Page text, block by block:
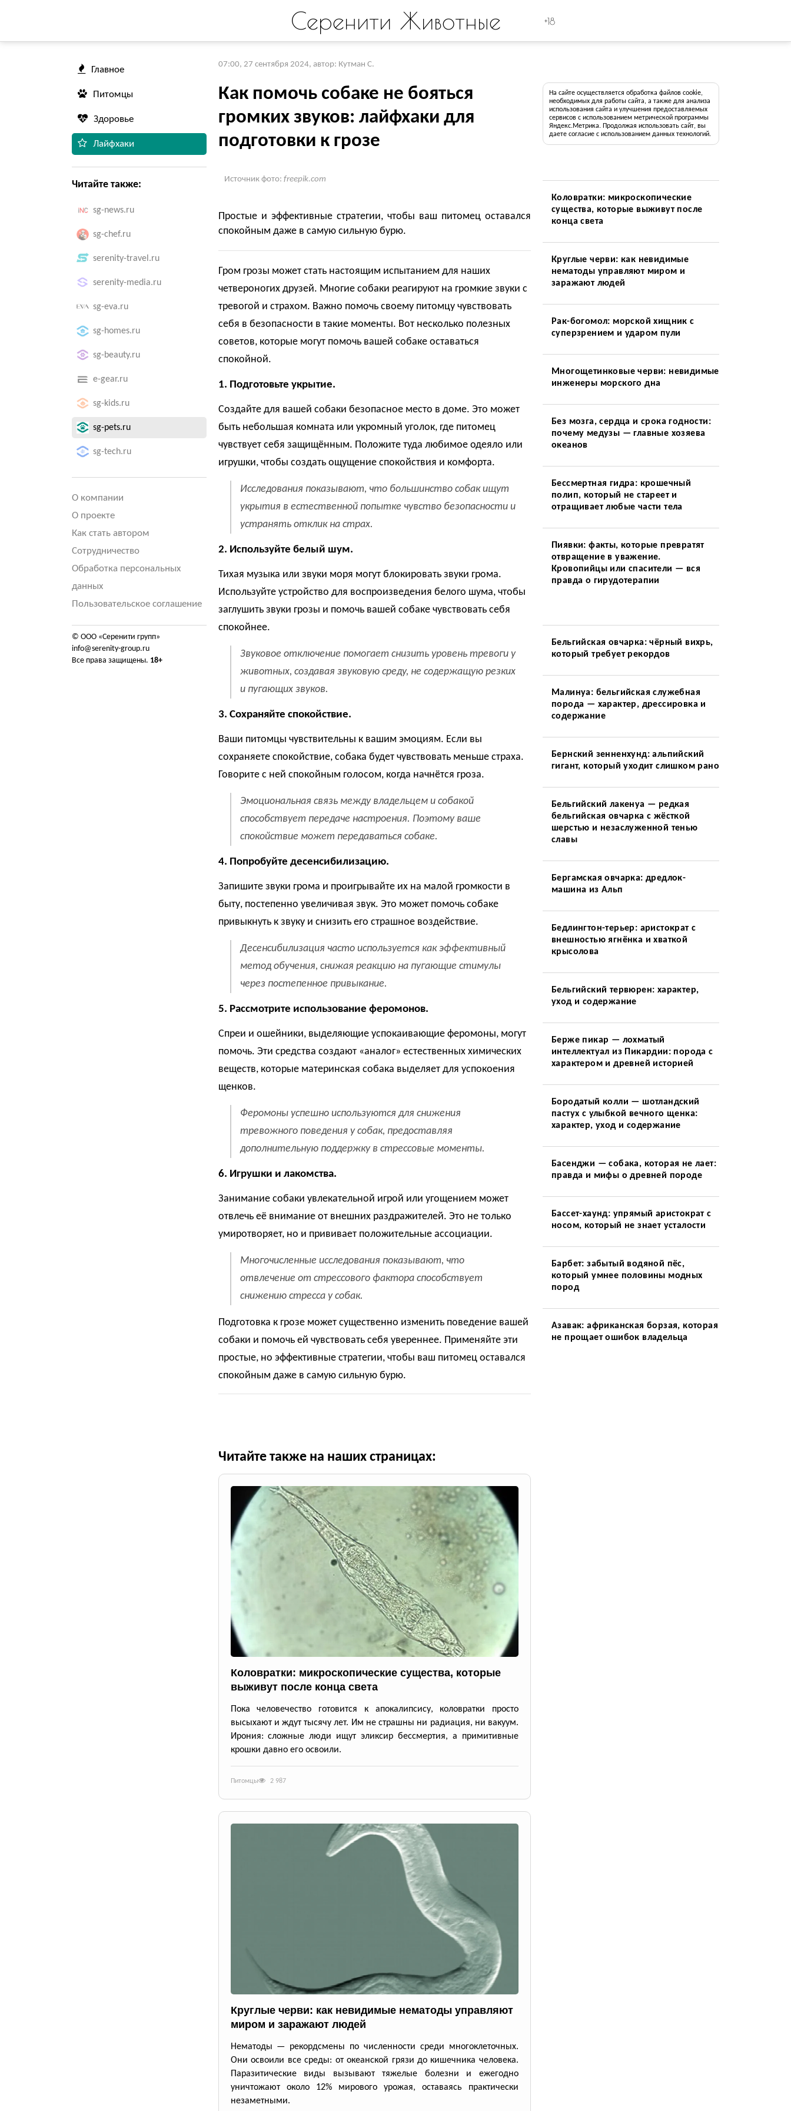
Серенити Животные +18
Главное
Питомцы
Здоровье
Лайфхаки
Читайте также:
sg-news.ru
sg-chef.ru
serenity-travel.ru
serenity-media.ru
sg-eva.ru
sg-homes.ru
sg-beauty.ru
e-gear.ru
sg-kids.ru
sg-pets.ru
sg-tech.ru
О компании
О проекте
Как стать автором
Сотрудничество
Обработка персональных
данных
Пользовательское соглашение
© ООО «Серенити групп»
info@serenity-group.ru
Все права защищены. 18+
07:00, 27 сентября 2024, автор: Кутман С.
Как помочь собаке не бояться
громких звуков: лайфхаки для
подготовки к грозе
Источник фото: freepik.com
Простые и эффективные стратегии, чтобы ваш питомец оставался
спокойным даже в самую сильную бурю.
Гром грозы может стать настоящим испытанием для наших
четвероногих друзей. Многие собаки реагируют на громкие звуки с
тревогой и страхом. Важно помочь своему питомцу чувствовать
себя в безопасности в такие моменты. Вот несколько полезных
советов, которые могут помочь вашей собаке оставаться
спокойной.
1. Подготовьте укрытие.
Создайте для вашей собаки безопасное место в доме. Это может
быть небольшая комната или укромный уголок, где питомец
чувствует себя защищённым. Положите туда любимое одеяло или
игрушки, чтобы создать ощущение спокойствия и комфорта.
Исследования показывают, что большинство собак ищут
укрытия в естественной попытке чувство безопасности и
устранять отклик на страх.
2. Используйте белый шум.
Тихая музыка или звуки моря могут блокировать звуки грома.
Используйте устройство для воспроизведения белого шума, чтобы
заглушить звуки грозы и помочь вашей собаке чувствовать себя
спокойнее.
Звуковое отключение помогает снизить уровень тревоги у
животных, создавая звуковую среду, не содержащую резких
и пугающих звуков.
3. Сохраняйте спокойствие.
Ваши питомцы чувствительны к вашим эмоциям. Если вы
сохраняете спокойствие, собака будет чувствовать меньше страха.
Говорите с ней спокойным голосом, когда начнётся гроза.
Эмоциональная связь между владельцем и собакой
способствует передаче настроения. Поэтому ваше
спокойствие может передаваться собаке.
4. Попробуйте десенсибилизацию.
Запишите звуки грома и проигрывайте их на малой громкости в
быту, постепенно увеличивая звук. Это может помочь собаке
привыкнуть к звуку и снизить его страшное воздействие.
Десенсибилизация часто используется как эффективный
метод обучения, снижая реакцию на пугающие стимулы
через постепенное привыкание.
5. Рассмотрите использование феромонов.
Спреи и ошейники, выделяющие успокаивающие феромоны, могут
помочь. Эти средства создают «аналог» естественных химических
веществ, которые материнская собака выделяет для успокоения
щенков.
Феромоны успешно используются для снижения
тревожного поведения у собак, предоставляя
дополнительную поддержку в стрессовые моменты.
6. Игрушки и лакомства.
Занимание собаки увлекательной игрой или угощением может
отвлечь её внимание от внешних раздражителей. Это не только
умиротворяет, но и прививает положительные ассоциации.
Многочисленные исследования показывают, что
отвлечение от стрессового фактора способствует
снижению стресса у собак.
Подготовка к грозе может существенно изменить поведение вашей
собаки и помочь ей чувствовать себя увереннее. Применяйте эти
простые, но эффективные стратегии, чтобы ваш питомец оставался
спокойным даже в самую сильную бурю.
Читайте также на наших страницах:
Коловратки: микроскопические существа, которые
выживут после конца света
Пока человечество готовится к апокалипсису, коловратки просто
высыхают и ждут тысячу лет. Им не страшны ни радиация, ни вакуум.
Ирония: сложные люди ищут эликсир бессмертия, а примитивные
крошки давно его освоили.
Питомцы 2 987
Круглые черви: как невидимые нематоды управляют
миром и заражают людей
Нематоды — рекордсмены по численности среди многоклеточных.
Они освоили все среды: от океанской грязи до кишечника человека.
Паразитические виды вызывают тяжелые болезни и ежегодно
уничтожают около 12% мирового урожая, оставаясь практически
незаметными.
На сайте осуществляется обработка файлов cookie,
необходимых для работы сайта, а также для анализа
использования сайта и улучшения предоставляемых
сервисов с использованием метрической программы
Яндекс.Метрика. Продолжая использовать сайт, вы
даете согласие с использованием данных технологий.
Коловратки: микроскопические
существа, которые выживут после
конца света
Круглые черви: как невидимые
нематоды управляют миром и
заражают людей
Рак-богомол: морской хищник с
суперзрением и ударом пули
Многощетинковые черви: невидимые
инженеры морского дна
Без мозга, сердца и срока годности:
почему медузы — главные хозяева
океанов
Бессмертная гидра: крошечный
полип, который не стареет и
отращивает любые части тела
Пиявки: факты, которые превратят
отвращение в уважение.
Кровопийцы или спасители — вся
правда о гирудотерапии
Бельгийская овчарка: чёрный вихрь,
который требует рекордов
Малинуа: бельгийская служебная
порода — характер, дрессировка и
содержание
Бернский зенненхунд: альпийский
гигант, который уходит слишком рано
Бельгийский лакенуа — редкая
бельгийская овчарка с жёсткой
шерстью и незаслуженной тенью
славы
Бергамская овчарка: дредлок-
машина из Альп
Бедлингтон-терьер: аристократ с
внешностью ягнёнка и хваткой
крысолова
Бельгийский тервюрен: характер,
уход и содержание
Берже пикар — лохматый
интеллектуал из Пикардии: порода с
характером и древней историей
Бородатый колли — шотландский
пастух с улыбкой вечного щенка:
характер, уход и содержание
Басенджи — собака, которая не лает:
правда и мифы о древней породе
Бассет-хаунд: упрямый аристократ с
носом, который не знает усталости
Барбет: забытый водяной пёс,
который умнее половины модных
пород
Азавак: африканская борзая, которая
не прощает ошибок владельца